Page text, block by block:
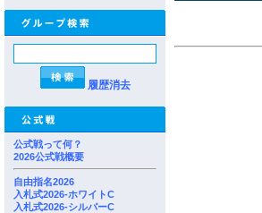
履歴消去
公式戦って何？
2026公式戦概要
自由指名2026
入札式2026-ホワイトC
入札式2026-シルバーC